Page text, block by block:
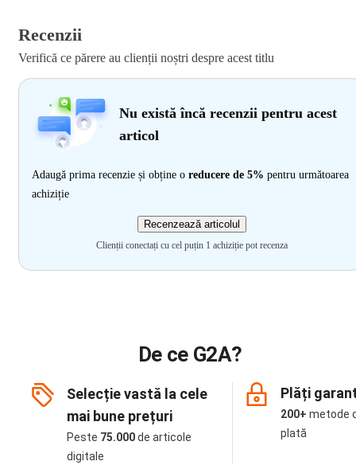
Recenzii
Verifică ce părere au clienții noștri despre acest titlu
Nu există încă recenzii pentru acest
articol
Adaugă prima recenzie și obține o reducere de 5% pentru următoarea
achiziție
Recenzează articolul
Clienții conectați cu cel puțin 1 achiziție pot recenza
De ce G2A?
Selecție vastă la cele
mai bune prețuri
Peste 75.000de articole
digitale
Plăți
200+ metode
plată